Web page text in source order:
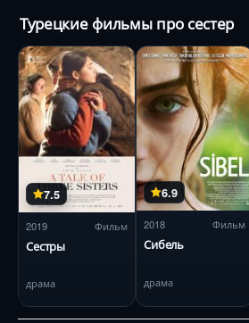
Турецкие фильмы про сестер
7.5
2019 Фильм
Сестры
драма
6.9
2018 Фильм
Сибель
драма